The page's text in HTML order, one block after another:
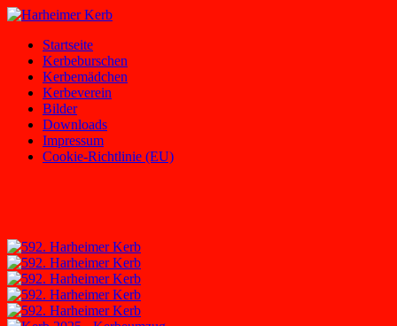
Zum
springen
Harheimer
Kerb
Homepage
Harheimer
Kerbevereins
2000
e.V.
Startseite
Kerbeburschen
Kerbemädchen
Kerbeverein
Bilder
Downloads
Impressum
Cookie-Richtlinie (EU)